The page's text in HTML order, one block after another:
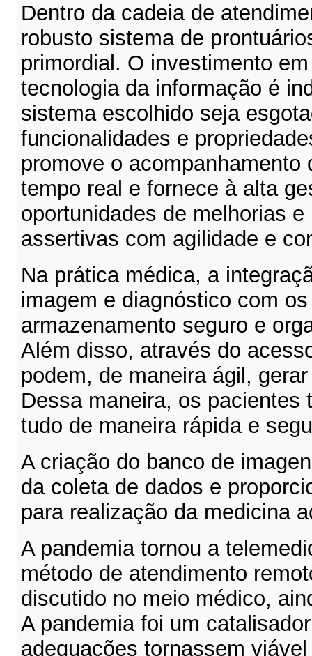
Dentro da cadeia de
robusto sistema de
primordial. O investimento
tecnologia da informação é
sistema escolhido seja
funcionalidades e
promove o
tempo real e fornece à alta
oportunidades de melhorias
assertivas com agilidade e
Na prática médica, a
imagem e diagnóstico com
armazenamento seguro e
Além disso, através do
podem, de maneira ágil,
Dessa maneira, os pacientes
tudo de maneira rápida e
A criação do banco de
da coleta de dados e
para realização da medicina
A pandemia tornou a
método de atendimento
discutido no meio médico,
A pandemia foi um
adequações tornassem